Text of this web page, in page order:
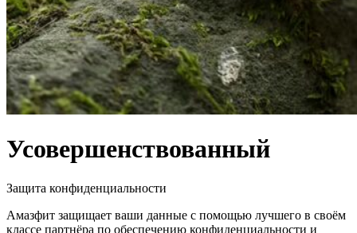
Усовершенствованный
Защита конфиденциальности
Амазфит защищает ваши данные с помощью лучшего в своём
классе партнёра по обеспечению конфиденциальности и